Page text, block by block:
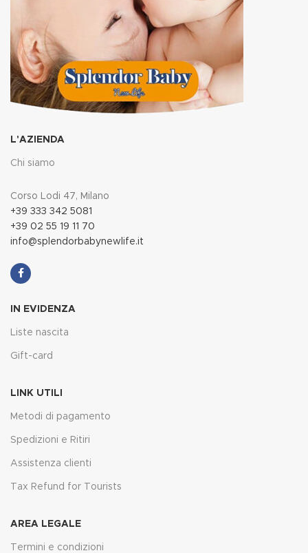
L'AZIENDA
Chi siamo
Corso Lodi 47, Milano
+39 333 342 5081
+39 02 55 19 11 70
info@splendorbabynewlife.it
IN EVIDENZA
Liste nascita
Gift-card
LINK UTILI
Metodi di pagamento
Spedizioni e Ritiri
Assistenza clienti
Tax Refund for Tourists
AREA LEGALE
Termini e condizioni